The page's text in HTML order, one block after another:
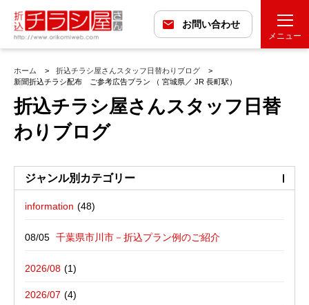
お問い合わせ
メニュー
ホーム
折込チラシ屋さんスタッフ日替わりブログ
新聞折込チラシ配布 ご参考広告プラン （ 宮城県／ JR 長町駅）
折込チラシ屋さんスタッフ日替
わりブログ
ジャンル別カテゴリー
information
折込広告配布プラン
最近の投稿
千葉県市川市－折込プラン例のご紹介
千葉県松戸市－折込プラン例のご紹介
愛媛県松山市－折込プラン例のご紹介
バックナンバー
2026/08
2026/07
デザイン・チラシ・印刷・折込配布を